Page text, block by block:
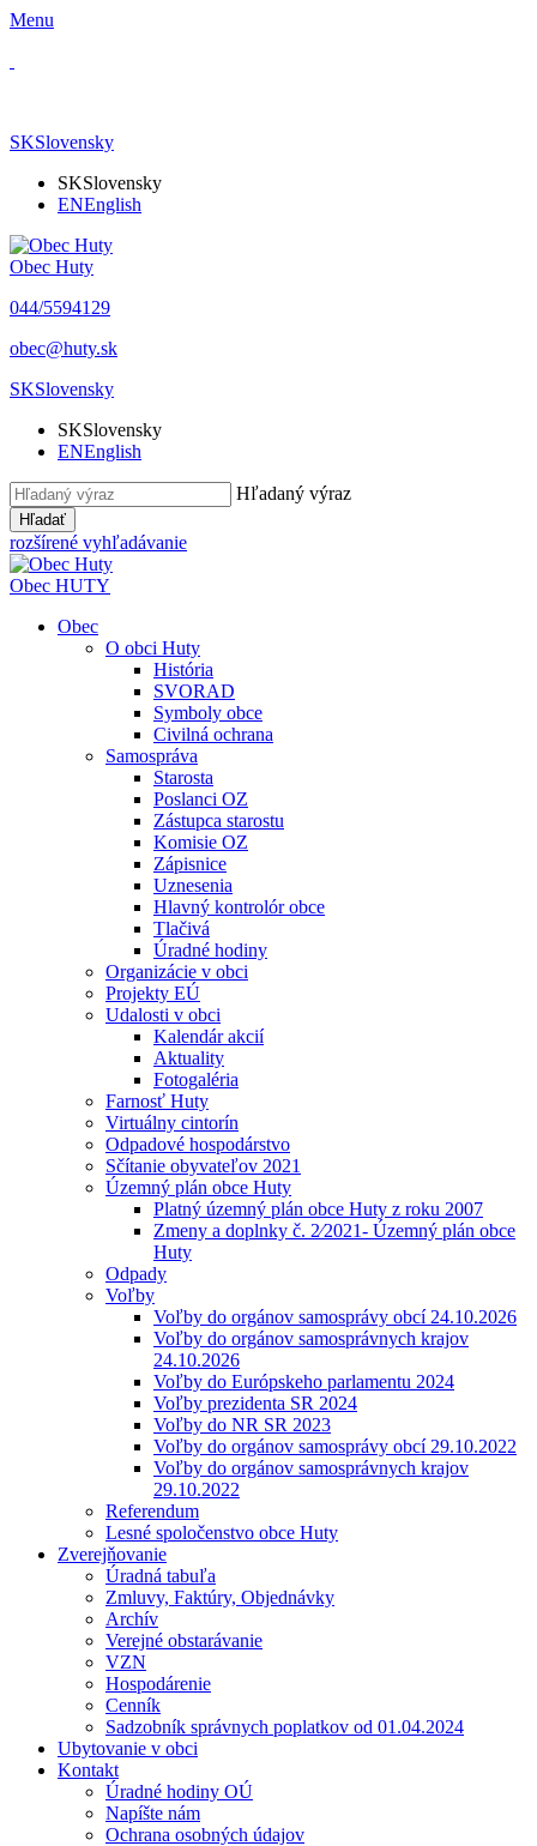
Menu
SKSlovensky
SKSlovensky
ENEnglish
Obec Huty
​044/5594129
​obec@huty.sk
SKSlovensky
SKSlovensky
ENEnglish
Hľadaný výraz
Hľadať
rozšírené vyhľadávanie
Obec HUTY
Obec
O obci Huty
História
SVORAD
Symboly obce
Civilná ochrana
Samospráva
Starosta
Poslanci OZ
Zástupca starostu
Komisie OZ
Zápisnice
Uznesenia
Hlavný kontrolór obce
Tlačivá
Úradné hodiny
Organizácie v obci
Projekty EÚ
Udalosti v obci
Kalendár akcií
Aktuality
Fotogaléria
Farnosť Huty
Virtuálny cintorín
Odpadové hospodárstvo
Sčítanie obyvateľov 2021
Územný plán obce Huty
Platný územný plán obce Huty z roku 2007
Zmeny a doplnky č. 2⁄2021- Územný plán obce
Huty
Odpady
Voľby
Voľby do orgánov samosprávy obcí 24.10.2026
Voľby do orgánov samosprávnych krajov
24.10.2026
Voľby do Európskeho parlamentu 2024
Voľby prezidenta SR 2024
Voľby do NR SR 2023
Voľby do orgánov samosprávy obcí 29.10.2022
Voľby do orgánov samosprávnych krajov
29.10.2022
Referendum
Lesné spoločenstvo obce Huty
Zverejňovanie
Úradná tabuľa
Zmluvy, Faktúry, Objednávky
Archív
Verejné obstarávanie
VZN
Hospodárenie
Cenník
Sadzobník správnych poplatkov od 01.04.2024
Ubytovanie v obci
Kontakt
Úradné hodiny OÚ
Napíšte nám
Ochrana osobných údajov